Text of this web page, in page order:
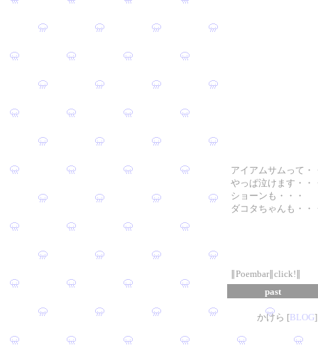
アイアムサムって・
やっぱ泣けます・・
ショーンも・・・
ダコタちゃんも・・
∥Poembar∥click!∥
past
かけら [BLOG